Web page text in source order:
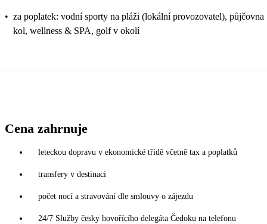
• za poplatek: vodní sporty na pláži (lokální provozovatel), půjčovna
kol, wellness & SPA, golf v okolí
Cena zahrnuje
leteckou dopravu v ekonomické třídě včetně tax a poplatků
transfery v destinaci
počet nocí a stravování dle smlouvy o zájezdu
24/7 Služby česky hovořícího delegáta Čedoku na telefonu